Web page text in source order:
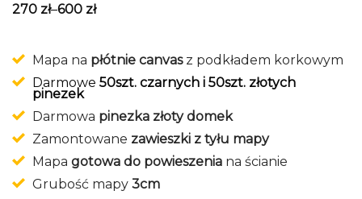
270 zł–600 zł
Mapa na płótnie canvas z podkładem korkowym
Darmowe 50szt. czarnych i 50szt. złotych
pinezek
Darmowa pinezka złoty domek
Zamontowane zawieszki z tyłu mapy
Mapa gotowa do powieszenia na ścianie
Grubość mapy 3cm